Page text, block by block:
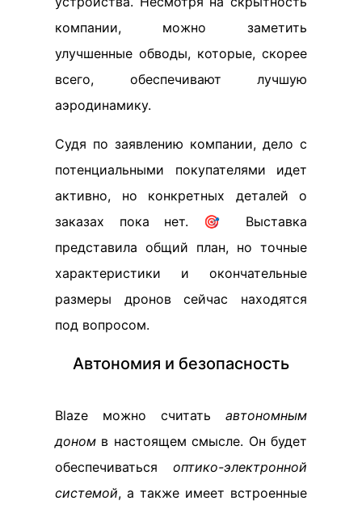
компании, можно заметить
улучшенные обводы, которые, скорее
всего, обеспечивают лучшую
аэродинамику.
Судя по заявлению компании, дело с
потенциальными покупателями идет
активно, но конкретных деталей о
заказах пока нет. 🎯 Выставка
представила общий план, но точные
характеристики и окончательные
размеры дронов сейчас находятся
под вопросом.
Автономия и безопасность
Blaze можно считать автономным
доном в настоящем смысле. Он будет
обеспечиваться оптико-электронной
системой, а также имеет встроенные